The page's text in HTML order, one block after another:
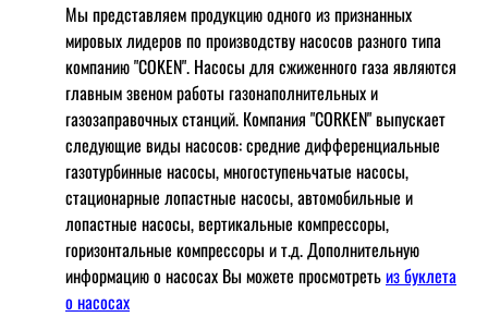
Мы представляем продукцию одного из признанных
мировых лидеров по производству насосов разного типа
компанию "COKEN". Насосы для сжиженного газа являются
главным звеном работы газонаполнительных и
газозаправочных станций. Компания "CORKEN" выпускает
следующие виды насосов: cредние дифференциальные
газотурбинные насосы, многоступеньчатые насосы,
стационарные лопастные насосы, автомобильные и
лопaстные насосы, вертикальные компрессоры,
горизонтальные компрессоры и т.д. Дополнительную
информацию о насосах Вы можете просмотретьиз буклета
о насосах